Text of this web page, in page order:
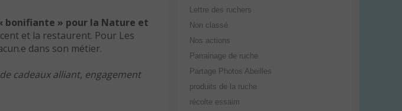
bonifiante » pour la Nature et
et la restaurent. Pour Les
dans son métier.
cadeaux alliant, engagement
Lettre des ruchers
Non classé
Nos actions
Parrainage de ruche
Partage Photos Abeilles
produits de la ruche
récolte essaim